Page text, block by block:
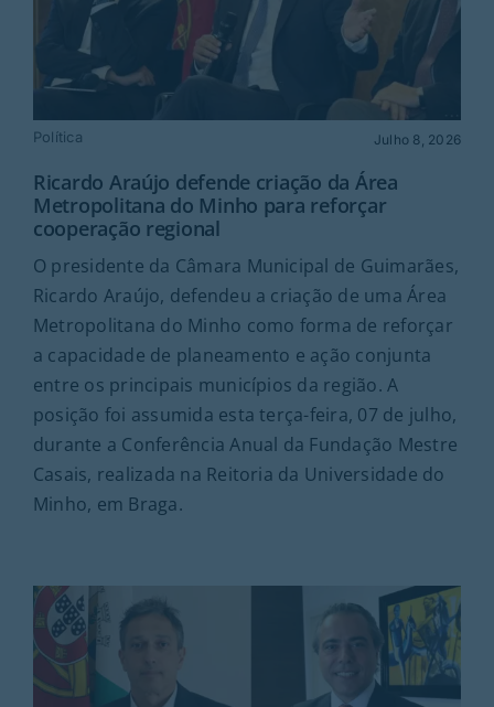
Política Julho 8, 2026
Ricardo Araújo defende criação da Área
Metropolitana do Minho para reforçar
cooperação regional
O presidente da Câmara Municipal de Guimarães,
Ricardo Araújo, defendeu a criação de uma Área
Metropolitana do Minho como forma de reforçar
a capacidade de planeamento e ação conjunta
entre os principais municípios da região. A
posição foi assumida esta terça-feira, 07 de julho,
durante a Conferência Anual da Fundação Mestre
Casais, realizada na Reitoria da Universidade do
Minho, em Braga.